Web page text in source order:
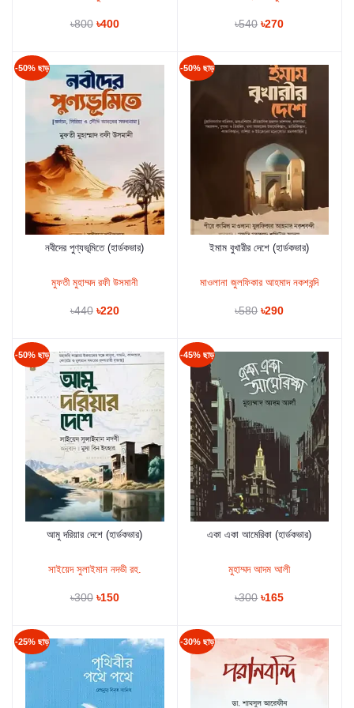
৳800 ৳400 ৳540 ৳270
-50% ছাড়
কার্টে যুক্ত করুন
নবীদের পুণ্যভূমিতে (হার্ডকভার)
মুফতী মুহাম্মদ রফী উসমানী
৳440 ৳220
-50% ছাড়
কার্টে যুক্ত করুন
ইমাম বুখারীর দেশে (হার্ডকভার)
মাওলানা জুলফিকার আহমাদ নকশবন্দি
৳580 ৳290
-50% ছাড়
কার্টে যুক্ত করুন
আমু দরিয়ার দেশে (হার্ডকভার)
সাইয়েদ সুলাইমান নদভী রহ.
৳300 ৳150
-45% ছাড়
কার্টে যুক্ত করুন
একা একা আমেরিকা (হার্ডকভার)
মুহাম্মদ আদম আলী
৳300 ৳165
-25% ছাড় -30% ছাড়